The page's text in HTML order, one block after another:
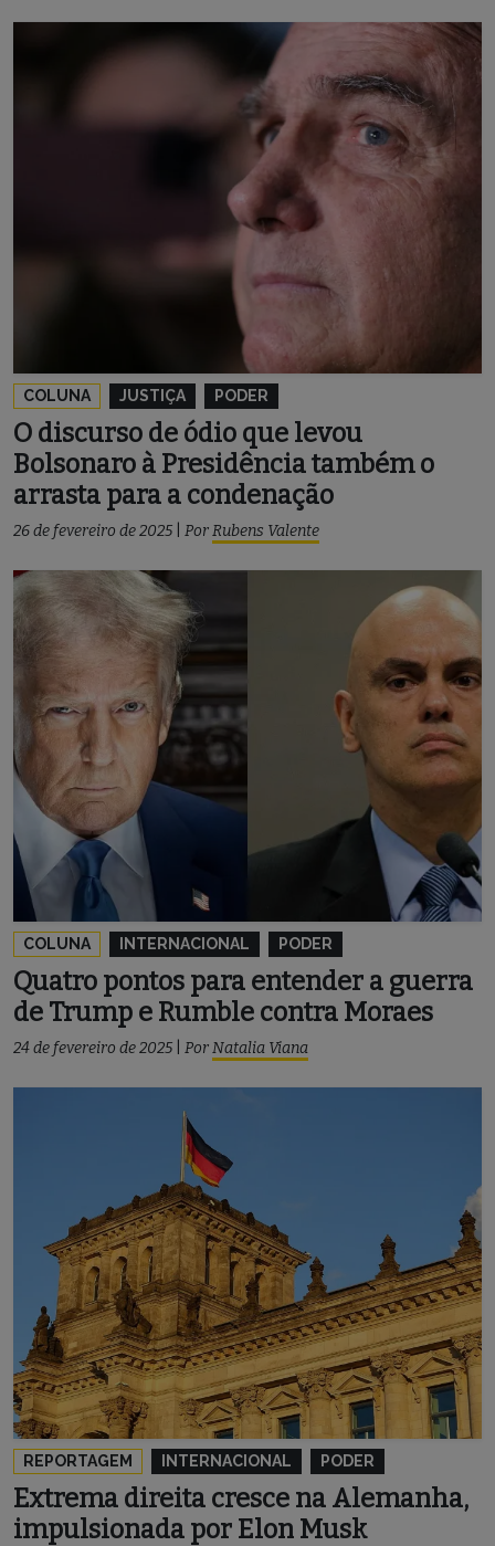
COLUNA JUSTIÇA PODER
O discurso de ódio que levou
Bolsonaro à Presidência também o
arrasta para a condenação
26 de fevereiro de 2025 PorRubens Valente
COLUNA INTERNACIONAL PODER
Quatro pontos para entender a guerra
de Trump e Rumble contra Moraes
24 de fevereiro de 2025 PorNatalia Viana
REPORTAGEM INTERNACIONAL PODER
Extrema direita cresce na Alemanha,
impulsionada por Elon Musk